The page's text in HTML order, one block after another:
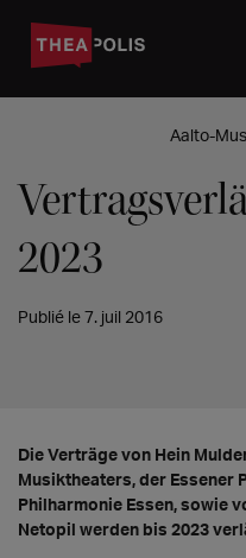
Aalto-
2023
Publié le 7. juil 2016
Die Verträge von Hein
Musiktheaters, der Essener
Philharmonie Essen, sowie
Netopil werden bis 2023